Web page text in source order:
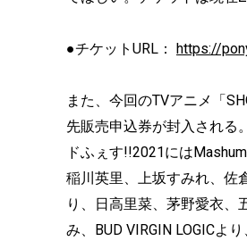
●チケットURL： https://
また、今回のTVアニメ「
先販売申込券が封入される
ドふぇす!!2021には
稲川英里、上坂すみれ、佐
り、日高里菜、茅野愛衣、
み、BUD VIRGIN LOGICよ